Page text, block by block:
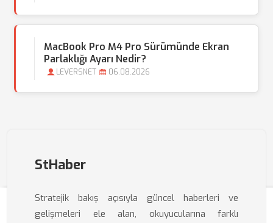
MacBook Pro M4 Pro Sürümünde Ekran
Parlaklığı Ayarı Nedir?
LEVERSNET 06.08.2026
StHaber
Stratejik bakış açısıyla güncel haberleri ve
gelişmeleri ele alan, okuyucularına farklı